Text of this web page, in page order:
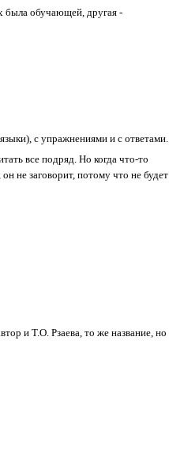
была обучающей, другая -
с упражнениями и с ответами.
все подряд. Но когда что-то
не заговорит, потому что не будет
и Т.О. Рзаева, то же название, но